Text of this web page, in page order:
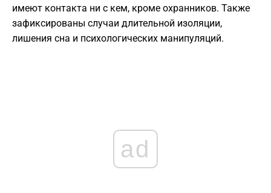
имеют контакта ни с кем, кроме охранников. Также
зафиксированы случаи длительной изоляции,
лишения сна и психологических манипуляций.
ad